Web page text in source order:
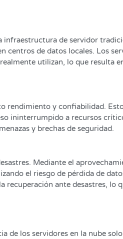
de servidor
centros de datos locales. Los
utilizan, lo que resulta
rendimiento y confiabilidad.
ininterrumpido a recursos
y brechas de seguridad.
Mediante el
el riesgo de pérdida de
ante desastres, lo
de los servidores en la nube